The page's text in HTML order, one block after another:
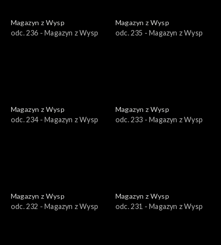
Magazyn z Wysp
odc. 236 - Magazyn z Wysp
Magazyn z Wysp
odc. 235 - Magazyn z Wysp
Magazyn z Wysp
odc. 234 - Magazyn z Wysp
Magazyn z Wysp
odc. 233 - Magazyn z Wysp
Magazyn z Wysp
odc. 232 - Magazyn z Wysp
Magazyn z Wysp
odc. 231 - Magazyn z Wysp